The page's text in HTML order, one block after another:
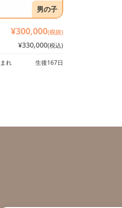
男の子
¥300,000(税抜)
¥330,000(税込)
れ 生後167日